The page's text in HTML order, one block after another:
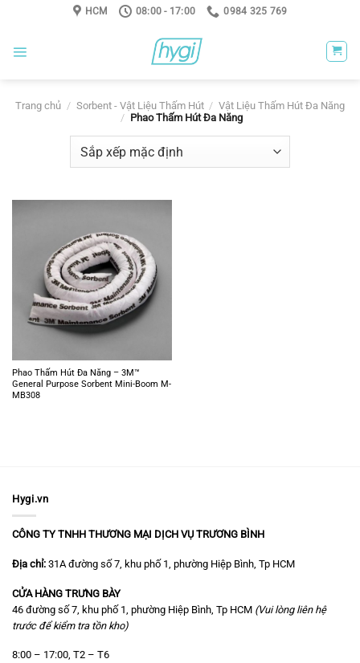
HCM 08:00 - 17:00 0984 325 769
Trang chủ / Sorbent - Vật Liệu Thấm Hút / Vật Liệu Thấm Hút Đa Năng
/ Phao Thấm Hút Đa Năng
Phao Thấm Hút Đa Năng – 3M™
General Purpose Sorbent Mini-Boom M-
MB308
Hygi.vn
CÔNG TY TNHH THƯƠNG MẠI DỊCH VỤ TRƯƠNG BÌNH
Địa chỉ: 31A đường số 7, khu phố 1, phường Hiệp Bình, Tp HCM
CỬA HÀNG TRƯNG BÀY
46 đường số 7, khu phố 1, phường Hiệp Bình, Tp HCM (Vui lòng liên hệ
trước để kiểm tra tồn kho)
8:00 – 17:00, T2 – T6